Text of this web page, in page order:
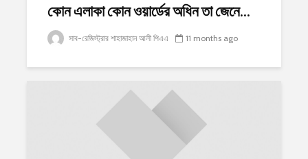
কোন এলাকা কোন ওয়ার্ডের অধিন তা জেনে...
সাব-রেজিস্ট্রার শাহাজাহান আলী পিএএ 11 months ago